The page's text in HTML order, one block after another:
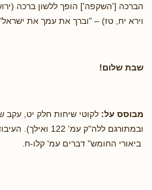
הברכה ['השקפה'] הופך ללשון ברכה
וירא יח, טז) – "וברך את עמך את
שבת שלום!
מבוסס על:
ובמתורגם ללה"ק עמ'
ביאורי החומש" דברים עמ' קלו-ח.